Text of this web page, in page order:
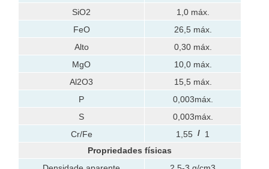
SiO2
1,0 máx.
FeO
26,5 máx.
Alto
0,30 máx.
MgO
10,0 máx.
Al2O3
15,5 máx.
P
0,003máx.
S
0,003máx.
Cr/Fe
1,55 / 1
Propriedades físicas